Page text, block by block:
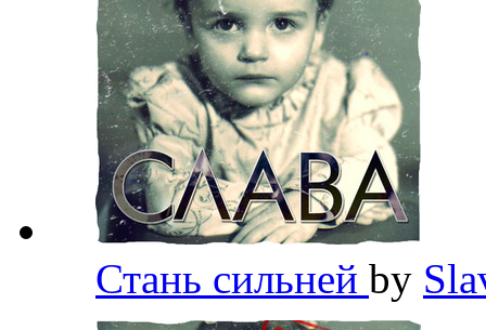
Стань сильней by